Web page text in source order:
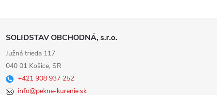
Z
á
p
SOLIDSTAV OBCHODNÁ, s.r.o.
Južná trieda 117
040 01 Košice, SR
+421 908 937 252
info@pekne-kurenie.sk